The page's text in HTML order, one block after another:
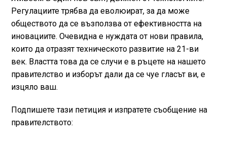
Регулациите трябва да еволюират, за да може
обществото да се възползва от ефективността на
иновациите. Очевидна е нуждата от нови правила,
които да отразят техническото развитие на 21-ви
век. Властта това да се случи е в ръцете на нашето
правителство и изборът дали да се чуе гласът ви, е
изцяло ваш.
Подпишете тази петиция и изпратете съобщение на
правителството: